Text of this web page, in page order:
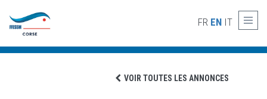
FR EN IT
VENTE VEDETTE 12M ALUMINIUM 30
PLONGEURS
VOIR TOUTES LES ANNONCES